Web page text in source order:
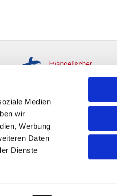
Medien
wir
Werbung
Daten
Dienste